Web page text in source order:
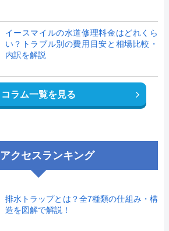
イースマイルの水道修理料金はどれくら
い？トラブル別の費用目安と相場比較・
内訳を解説
コラム一覧を見る
アクセスランキング
排水トラップとは？全7種類の仕組み・構
造を図解で解説！